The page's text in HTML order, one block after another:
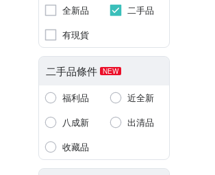
全新品
二手品
有現貨
二手品條件 NEW
福利品
近全新
八成新
出清品
收藏品